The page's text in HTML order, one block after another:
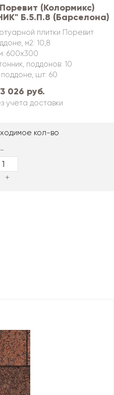
(Колормикс)
Б.5.П.8 (Барселона)
плитки Поревит
м2: 10,8
600х300
поддонов: 10
шт: 60
3 026 руб.
учёта доставки
кол-во
-
+